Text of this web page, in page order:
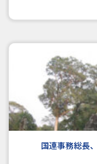
国連事務総長